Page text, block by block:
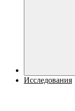
Исследования